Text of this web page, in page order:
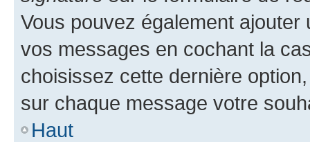
Vous pouvez également
vos messages en cochant la
choisissez cette dernière
sur chaque message votre
Haut